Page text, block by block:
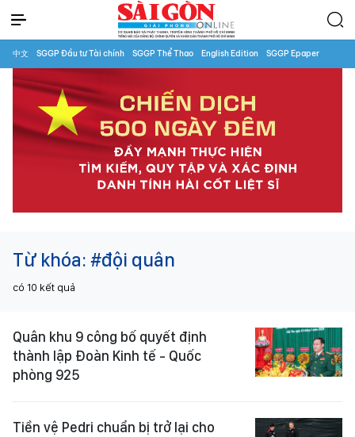
中文 SGGP Đầu tư Tài chính SGGP Thể Thao English Edition SGGP Epaper
Từ khóa: #đội quân
có 10 kết quả
Quân khu 9 công bố quyết định
thành lập Đoàn Kinh tế - Quốc
phòng 925
Tiền vệ Pedri chuẩn bị trở lại cho